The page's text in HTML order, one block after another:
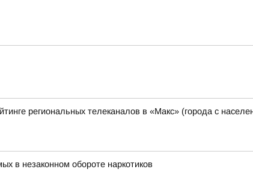
региональных телеканалов в «Макс» (города с
в незаконном обороте наркотиков